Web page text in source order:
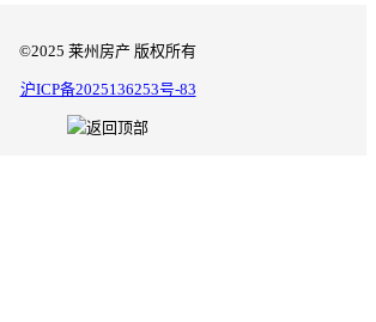
©2025 莱州房产 版权所有
沪ICP备2025136253号-83